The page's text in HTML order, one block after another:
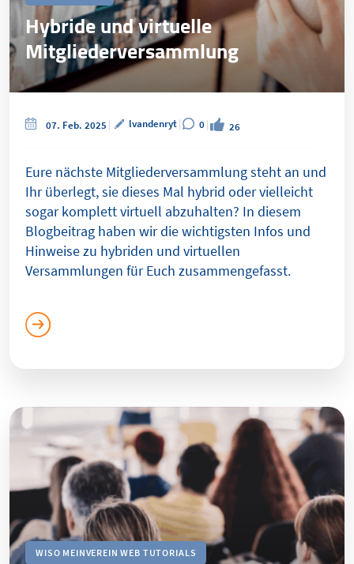
Hybride und virtuelle
Mitgliederversammlung
07. Feb. 2025 lvandenryt 0 26
Eure nächste Mitgliederversammlung steht an und
Ihr überlegt, sie dieses Mal hybrid oder vielleicht
sogar komplett virtuell abzuhalten? In diesem
Blogbeitrag haben wir die wichtigsten Infos und
Hinweise zu hybriden und virtuellen
Versammlungen für Euch zusammengefasst.
WISO MEINVEREIN WEB TUTORIALS